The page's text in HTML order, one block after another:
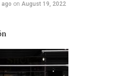
ago on August 19, 2022